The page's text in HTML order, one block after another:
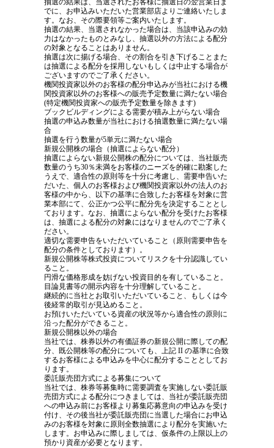
抽選の結果は、当選されたお客様に抽選日の翌営業日ま
でに、お申込みいただいた営業部店よりご連絡いたしま
す。なお、その際要領等ご案内いたします。
抽選の結果、当選されなかった場合は、当該申込みの効
力はなかったものとみなし、抽選以外の方法による配分
の対象となることはありません。
抽選は次に揚げる場合、その割合を引き下げることまた
は抽選による配分を採用しないもしくは中止する場合が
ございますのでご了承ください。
機関投資家以外のお客様の配分申込みが当社における機
関投資家以外のお客様への販売予定数量に満たない場合
(特定機関投資家への販売予定数量を除きます)
ブックビルディングによる需要が積み上がらない場合
抽選の申込み数量が当社における抽選数量に満たない場
合
抽選を行う数量が5単元に満たない場合
新規公開株の場合（抽選によらない配分）
抽選によらない新規公開株の配分については、当社販売
数量のうち30％未満をお客様のニーズを的確に勘案した
うえで、適合性の原則等を十分に考慮し、需要申告いた
だいた、個人のお客様および機関投資家以外の法人のお
客様の中から、以下の基準に合致したお客様を対象に営
業本部にて、公正かつ公平に配分先を決定することとし
ております。なお、抽選によらない配分を受けたお客様
は、抽選による配分の対象にはなりませんのでご了承く
ださい。
適切な需要申告をいただいていること（原則需要申告を
配分の条件としております）。
新規公開株等株式投資についてリスクを十分認識してい
ること。
円滑な価格形成を妨げない投資目的を有していること。
目論見書等の開示内容を十分理解していること。
継続的に当社とお取引いただいていること、もしくは今
後経常的取引が見込めること。
お預けいただいている資産の状況等から適合性の原則に
沿った配分ができること。
新規公開株以外の場合
当社では、株券以外の有価証券の新規公開に際しての配
分、既公開株等の配分についても、上記 II の基準に合致
するお客様による申込みを中心に配分することとしてお
ります。
委託販売団方式による募集について
当社では、株券等募集時に需要調査を実施しない委託販
売団方式による配分につきましては、当社が委託販売団
への申込み前にお客様より募集応募意向の申込みを受け
付け、その後当社が委託販売団に当選した場合にお申込
みのお客様を対象に原則全数抽選により配分を実施いた
します。お申込みに際しましては、仮条件の上限以上の
預かり資産が必要となります。